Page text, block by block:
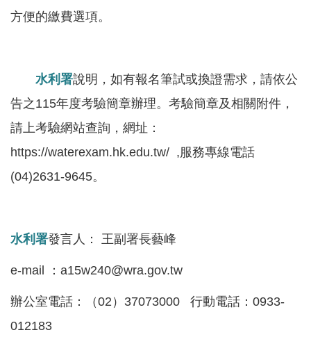
覽
頁
意
見
箱
見
答
廉
政
方便的繳費選項。
水利署說明，如有報名筆試或換證需求，請依公
告之115年度考驗簡章辦理。考驗簡章及相關附件，
請上考驗網站查詢，網址：
https://waterexam.hk.edu.tw/ ,服務專線電話
(04)2631-9645。
水利署發言人： 王副署長藝峰
e-mail ：a15w240@wra.gov.tw
辦公室電話：（02）37073000 行動電話：0933-
012183